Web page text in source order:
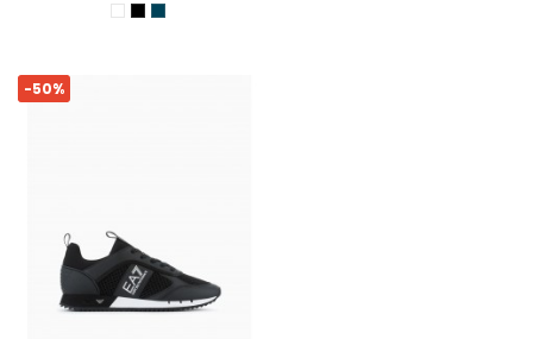
WHITE
BLACKARMANI BLUE
-50%